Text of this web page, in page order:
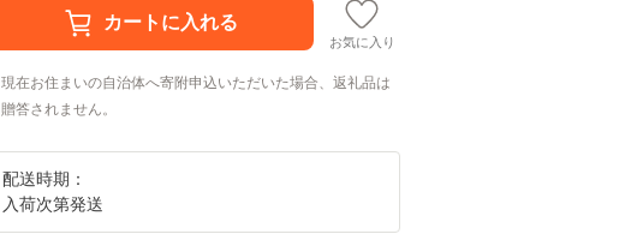
お気に入り
現在お住まいの自治体へ寄附申込いただいた場合、返礼品は
贈答されません。
配送時期：
入荷次第発送